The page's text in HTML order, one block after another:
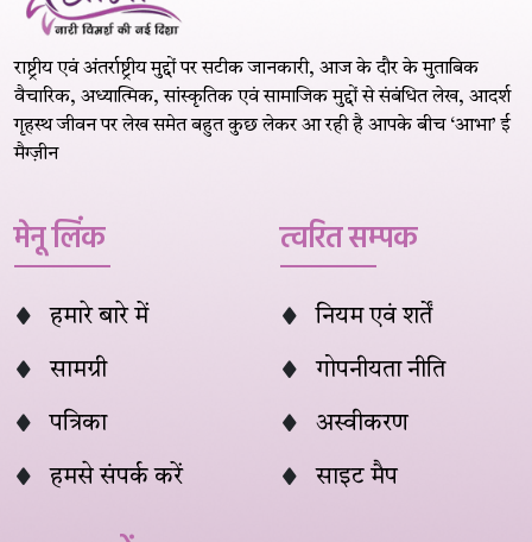
राष्ट्रीय एवं अंतर्राष्ट्रीय मुद्दों पर सटीक जानकारी, आज के दौर के मुताबिक
वैचारिक, अध्यात्मिक, सांस्कृतिक एवं सामाजिक मुद्दों से संबंधित लेख, आदर्श
गृहस्थ जीवन पर लेख समेत बहुत कुछ लेकर आ रही है आपके बीच ‘आभा’ ई
मैग्ज़ीन
मेनू लिंक
हमारे बारे में
सामग्री
पत्रिका
हमसे संपर्क करें
त्वरित सम्पक
नियम एवं शर्तें
गोपनीयता नीति
अस्वीकरण
साइट मैप